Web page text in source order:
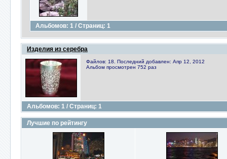
Альбомов: 1 / Страниц: 1
Изделия из серебра
Файлов: 18. Последний добавлен: Апр 12, 2012
Альбом просмотрен 752 раз
Альбомов: 1 / Страниц: 1
Лучшие по рейтингу